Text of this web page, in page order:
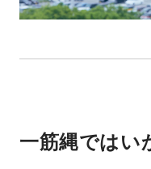
一筋縄ではい